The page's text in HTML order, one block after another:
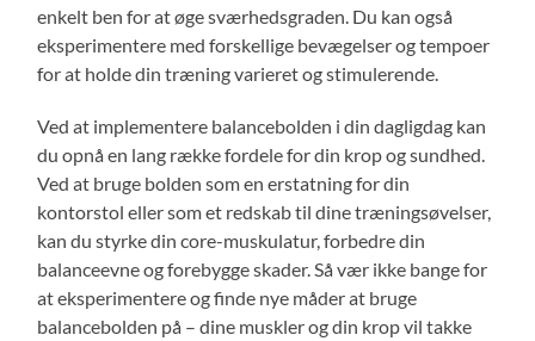
enkelt ben for at øge sværhedsgraden. Du kan også
eksperimentere med forskellige bevægelser og tempoer
for at holde din træning varieret og stimulerende.
Ved at implementere balancebolden i din dagligdag kan
du opnå en lang række fordele for din krop og sundhed.
Ved at bruge bolden som en erstatning for din
kontorstol eller som et redskab til dine træningsøvelser,
kan du styrke din core-muskulatur, forbedre din
balanceevne og forebygge skader. Så vær ikke bange for
at eksperimentere og finde nye måder at bruge
balancebolden på – dine muskler og din krop vil takke